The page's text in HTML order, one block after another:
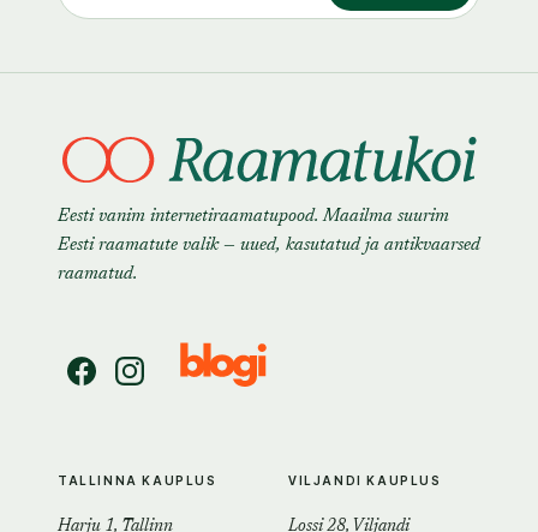
Eesti vanim internetiraamatupood. Maailma suurim
Eesti raamatute valik — uued, kasutatud ja antikvaarsed
raamatud.
TALLINNA KAUPLUS
Harju 1, Tallinn
VILJANDI KAUPLUS
Lossi 28, Viljandi